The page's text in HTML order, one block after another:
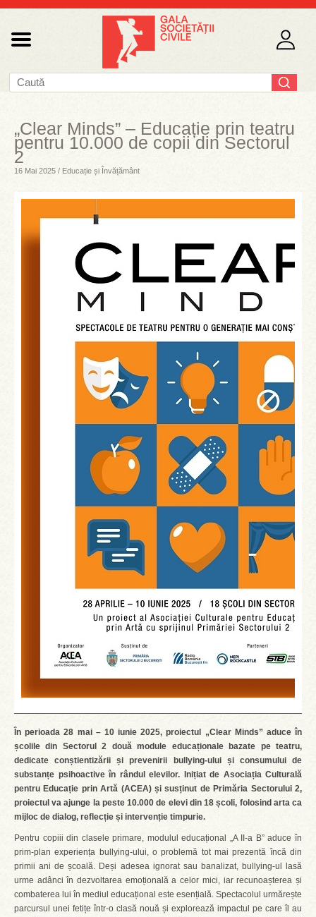
„Clear Minds” – Educație prin teatru
pentru 10.000 de copii din Sectorul
2
16 Mai 2025 / Educație și Învățământ
În perioada 28 mai – 10 iunie 2025, proiectul „Clear Minds” aduce în
școlile din Sectorul 2 două module educaționale bazate pe teatru,
dedicate conștientizării și prevenirii bullying-ului și consumului de
substanțe psihoactive în rândul elevilor. Inițiat de Asociația Culturală
pentru Educație prin Artă (ACEA) și susținut de Primăria Sectorului 2,
proiectul va ajunge la peste 10.000 de elevi din 18 școli, folosind arta ca
mijloc de dialog, reflecție și intervenție timpurie.
Pentru copiii din clasele primare, modulul educațional „A II-a B” aduce în
prim-plan experiența bullying-ului, o problemă tot mai prezentă încă din
primii ani de școală. Deși adesea ignorat sau banalizat, bullying-ul lasă
urme adânci în dezvoltarea emoțională a celor mici, iar recunoașterea și
combaterea lui în mediul educațional este esențială. Spectacolul urmărește
parcursul unei fetițe într-o clasă nouă și explorează impactul pe care îl au